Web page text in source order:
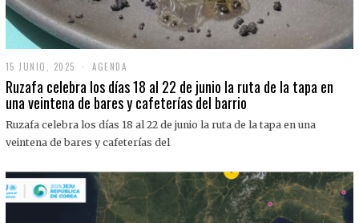
15 JUNIO, 2025
J
U
I
O
0
2
5
AGENDA
Ruzafa celebra los días 18 al 22 de junio la ruta de la tapa en
una veintena de bares y cafeterías del barrio
Ruzafa celebra los días 18 al 22 de junio la ruta de la tapa en una
veintena de bares y cafeterías del